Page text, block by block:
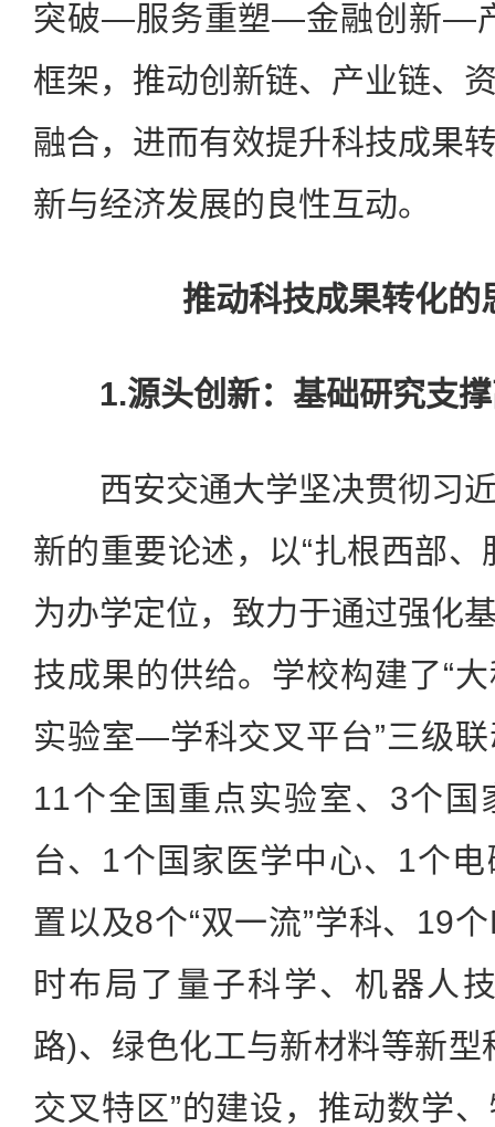
突破—服务重塑—金融创新—
框架，推动创新链、产业链、
融合，进而有效提升科技成果
新与经济发展的良性互动。
推动科技成果转化的
1.源头创新：基础研究支
西安交通大学坚决贯彻习近
新的重要论述，以“扎根西部、
为办学定位，致力于通过强化
技成果的供给。学校构建了“
实验室—学科交叉平台”三级
11个全国重点实验室、3个国
台、1个国家医学中心、1个
置以及8个“双一流”学科、19
时布局了量子科学、机器人
路)、绿色化工与新材料等新型
交叉特区”的建设，推动数学